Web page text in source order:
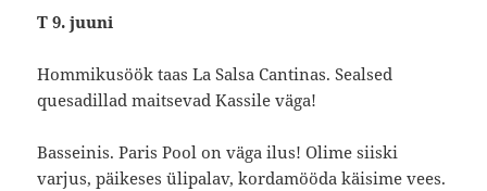
T 9. juuni
Hommikusöök taas La Salsa Cantinas. Sealsed
quesadillad maitsevad Kassile väga!
Basseinis. Paris Pool on väga ilus! Olime siiski
varjus, päikeses ülipalav, kordamööda käisime vees.